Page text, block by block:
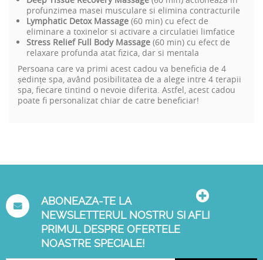
profunzimea masei musculare si elimina contracturile
Lymphatic Detox Massage (60 min) cu efect de
eliminare a toxinelor si activare a circulatiei limfatice
Stress Relief Full Body Massage (60 min) cu efect de
relaxare profunda atat fizica, dar si mentala
Persoana care va primi acest cadou va beneficia de 4
ședințe spa, având posibilitatea de a alege intre 4 terapii
spa, fiecare tintind o nevoie diferita. Astfel, acest cadou
poate fi personalizat chiar de catre beneficiar!
ABONEAZA-TE LA
NEWSLETTERUL NOSTRU SI AFLI
PRIMUL DESPRE OFERTELE
NOASTRE SPECIALE!